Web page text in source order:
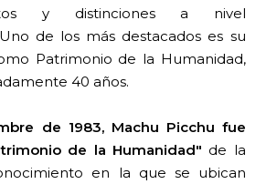
y distinciones a nivel
de los más destacados es su
Patrimonio de la Humanidad,
40 años.
de 1983, Machu Picchu fue
de la Humanidad" de la
en la que se ubican